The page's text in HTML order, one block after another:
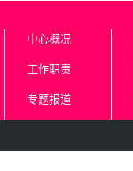
中心概况
工作职责
专题报道